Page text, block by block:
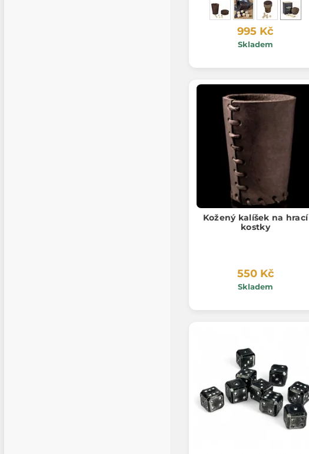
995 Kč
Skladem
Kožený kalíšek na hrací
kostky
550 Kč
Skladem